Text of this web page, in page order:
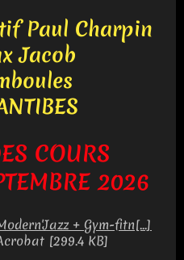
Paul Charpin
Jacob
COURS
2026
+ Gym-fitn[...]
[299.4 KB]